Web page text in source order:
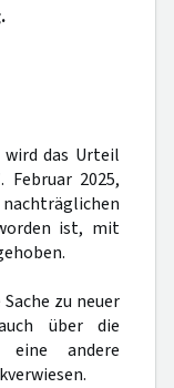
wird das Urteil
Februar 2025,
ist, mit
zu neuer
über die
andere